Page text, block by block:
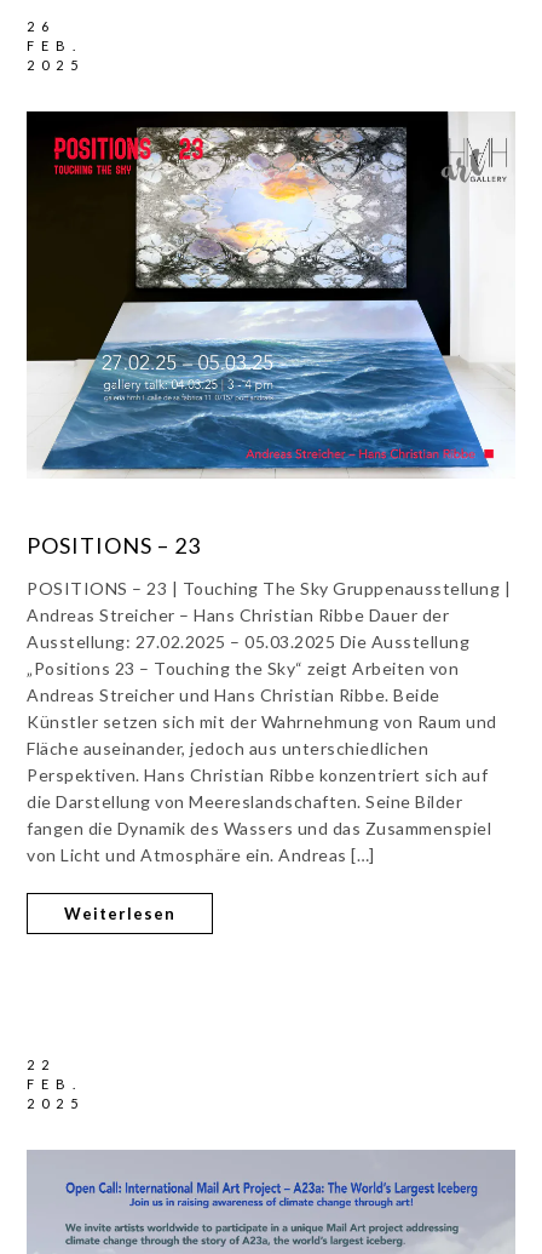
26
FEB.
2025
POSITIONS – 23
POSITIONS – 23 | Touching The Sky Gruppenausstellung |
Andreas Streicher – Hans Christian Ribbe Dauer der
Ausstellung: 27.02.2025 – 05.03.2025 Die Ausstellung
„Positions 23 – Touching the Sky“ zeigt Arbeiten von
Andreas Streicher und Hans Christian Ribbe. Beide
Künstler setzen sich mit der Wahrnehmung von Raum und
Fläche auseinander, jedoch aus unterschiedlichen
Perspektiven. Hans Christian Ribbe konzentriert sich auf
die Darstellung von Meereslandschaften. Seine Bilder
fangen die Dynamik des Wassers und das Zusammenspiel
von Licht und Atmosphäre ein. Andreas […]
Weiterlesen
22
FEB.
2025